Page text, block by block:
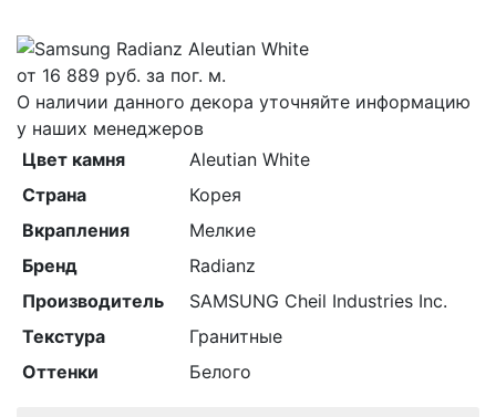
от 16 889 руб. за пог. м.
О наличии данного декора уточняйте информацию
у наших менеджеров
Цвет камня
Aleutian White
Страна
Корея
Вкрапления
Мелкие
Бренд
Radianz
Производитель
SAMSUNG Cheil Industries Inc.
Текстура
Гранитные
Оттенки
Белого